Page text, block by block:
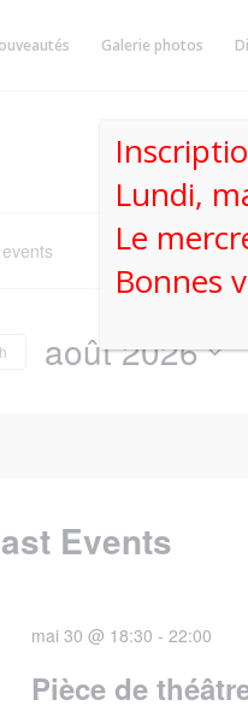
Galerie photos
août 2026
Events
mai 30 @ 18:30 -22:00
Pièce de
Lundi,
Le
Bonnes